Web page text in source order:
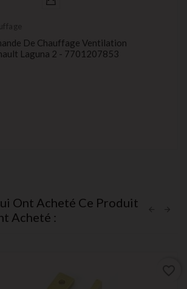
De Chauffage Ventilation
Laguna 2 - 7701207853
Ont Acheté Ce Produit
Acheté :